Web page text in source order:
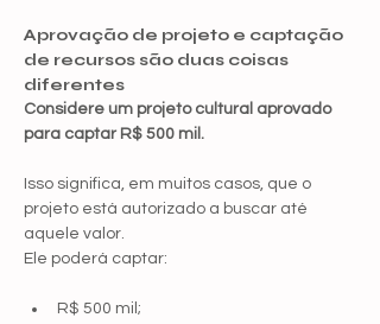
Aprovação de projeto e captação
de recursos são duas coisas
diferentes
Considere um projeto cultural aprovado
para captar R$ 500 mil.
Isso significa, em muitos casos, que o
projeto está autorizado a buscar até
aquele valor.
Ele poderá captar:
R$ 500 mil;